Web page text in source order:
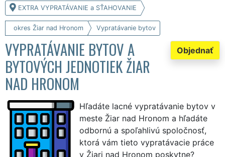
EXTRA VYPRATÁVANIE a SŤAHOVANIE
okres Žiar nad Hronom Vypratávanie bytov
Objednať
VYPRATÁVANIE BYTOV A
BYTOVÝCH JEDNOTIEK ŽIAR
NAD HRONOM
Hľadáte lacné vypratávanie bytov v
meste Žiar nad Hronom a hľadáte
odbornú a spoľahlivú spoločnosť,
ktorá vám tieto vypratávacie práce
v Žiari nad Hronom poskytne?